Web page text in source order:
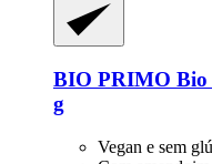
BIO PRIMO Bio
g
Vegan e sem